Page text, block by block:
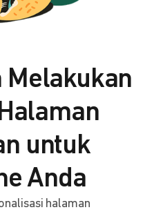
Melakukan
untuk
Anda
halaman